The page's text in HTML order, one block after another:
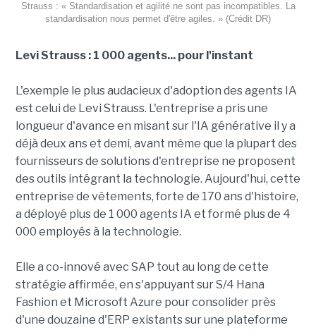
Strauss : « Standardisation et agilité ne sont pas incompatibles. La
standardisation nous permet d'être agiles. » (Crédit DR)
Levi Strauss : 1 000 agents... pour l'instant
L'exemple le plus audacieux d'adoption des agents IA
est celui de Levi Strauss. L'entreprise a pris une
longueur d'avance en misant sur l'IA générative il y a
déjà deux ans et demi, avant même que la plupart des
fournisseurs de solutions d'entreprise ne proposent
des outils intégrant la technologie. Aujourd'hui, cette
entreprise de vêtements, forte de 170 ans d'histoire,
a déployé plus de 1 000 agents IA et formé plus de 4
000 employés à la technologie.
Elle a co-innové avec SAP tout au long de cette
stratégie affirmée, en s'appuyant sur S/4 Hana
Fashion et Microsoft Azure pour consolider près
d'une douzaine d'ERP existants sur une plateforme